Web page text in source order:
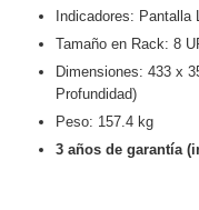
Energía
Adaptadores
de
ParedBaterías
de
Alimentación
Indicadores: Pantalla
Tamaño en Rack: 8
Dimensiones: 433 x
Profundidad)
Peso: 157.4 kg
3 años de garantía